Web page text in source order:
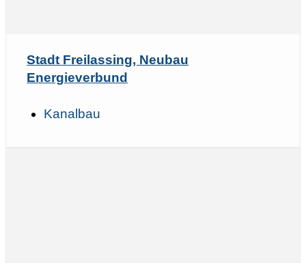
Stadt Freilassing, Neubau
Energieverbund
Kanalbau